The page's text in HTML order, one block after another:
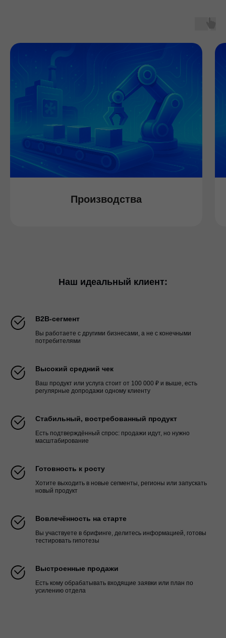
Производства
Наш идеальный клиент:
B2B-сегмент
Вы работаете с другими бизнесами, а не с конечными
потребителями
Высокий средний чек
Ваш продукт или услуга стоит от 100 000 ₽ и выше, есть
регулярные допродажи одному клиенту
Стабильный, востребованный продукт
Есть подтверждённый спрос: продажи идут, но нужно
масштабирование
Готовность к росту
Хотите выходить в новые сегменты, регионы или запускать
новый продукт
Вовлечённость на старте
Вы участвуете в брифинге, делитесь информацией, готовы
тестировать гипотезы
Выстроенные продажи
Есть кому обрабатывать входящие заявки или план по
усилению отдела